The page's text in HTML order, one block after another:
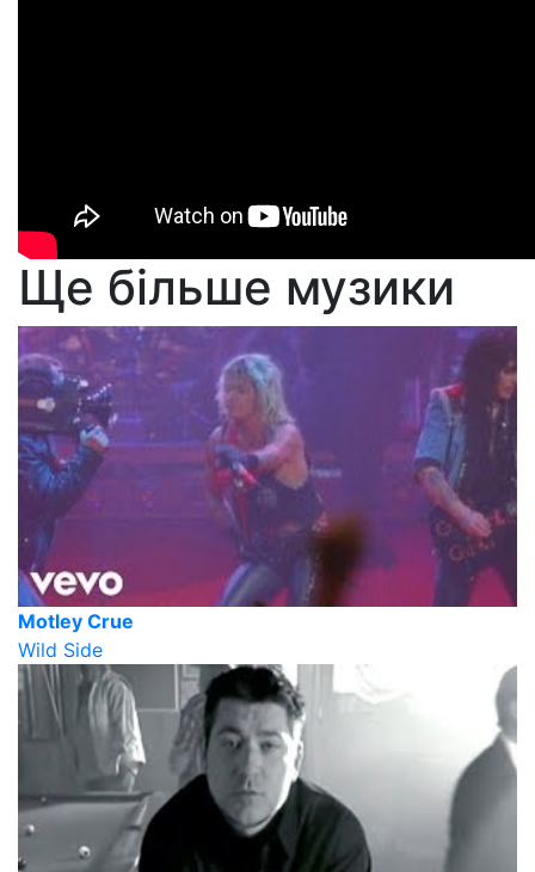
Ще більше музики
Motley Crue
Wild Side